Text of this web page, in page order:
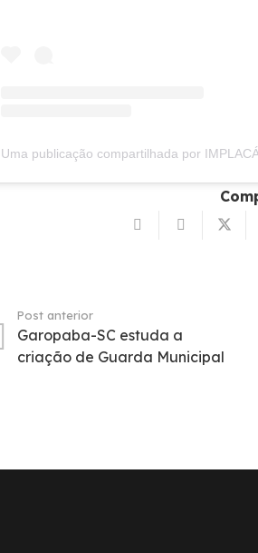
Post anterior
Garopaba-SC estuda a
criação de Guarda Municipal